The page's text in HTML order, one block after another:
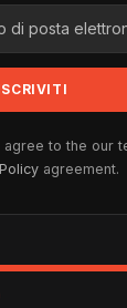
agree to the our
agreement.